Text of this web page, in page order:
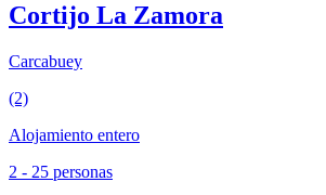
Cortijo La Zamora
Carcabuey
(2)
Alojamiento entero
2 - 25 personas